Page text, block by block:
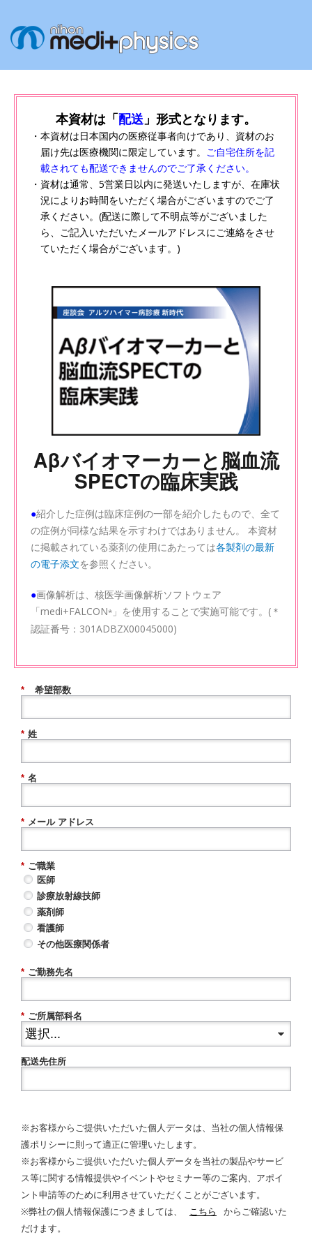
本資材は 「配送 」形式となります。
・本資材は日本国内の医療従事者向けであり、資材のお
届け先は医療機関に限定しています。 ご自宅住所を記
載されても配送できませんのでご了承ください。
・資材は通常、5営業日以内に発送いたしますが、在庫状
況によりお時間をいただく場合がございますのでご了
承ください。(配送に際して不明点等がございました
ら、ご記入いただいたメールアドレスにご連絡をさせ
ていただく場合がございます。)
Aβバイオマーカーと脳血流
SPECTの臨床実践
●紹介した症例は臨床症例の一部を紹介したもので、全て
の症例が同様な結果を示すわけではありません。 本資材
に掲載されている薬剤の使用にあたっては各製剤の最新
の電子添文を参照ください。
●画像解析は、核医学画像解析ソフトウェア
「medi+FALCON* 」を使用することで実施可能です。(＊
認証番号：301ADBZX00045000)
* 希望部数
* 姓
* 名
* メール アドレス
* ご職業
医師
診療放射線技師
薬剤師
看護師
その他医療関係者
* ご勤務先名
* ご所属部科名
配送先住所
※お客様からご提供いただいた個人データは、当社の個人情報保
護ポリシーに則って適正に管理いたします。
※お客様からご提供いただいた個人データを当社の製品やサービ
ス等に関する情報提供やイベントやセミナー等のご案内、アポイ
ント申請等のために利用させていただくことがございます。
※弊社の個人情報保護につきましては、
こちら
からご確認いた
だけます。